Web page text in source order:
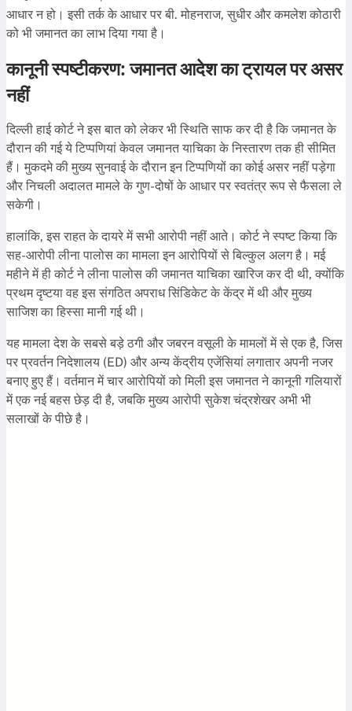
आधार न हो। इसी तर्क के आधार पर बी. मोहनराज, सुधीर और कमलेश कोठारी
को भी जमानत का लाभ दिया गया है।
कानूनी स्पष्टीकरण: जमानत आदेश का ट्रायल पर असर
नहीं
दिल्ली हाई कोर्ट ने इस बात को लेकर भी स्थिति साफ कर दी है कि जमानत के
दौरान की गई ये टिप्पणियां केवल जमानत याचिका के निस्तारण तक ही सीमित
हैं। मुकदमे की मुख्य सुनवाई के दौरान इन टिप्पणियों का कोई असर नहीं पड़ेगा
और निचली अदालत मामले के गुण-दोषों के आधार पर स्वतंत्र रूप से फैसला ले
सकेगी।
हालांकि, इस राहत के दायरे में सभी आरोपी नहीं आते। कोर्ट ने स्पष्ट किया कि
सह-आरोपी लीना पालोस का मामला इन आरोपियों से बिल्कुल अलग है। मई
महीने में ही कोर्ट ने लीना पालोस की जमानत याचिका खारिज कर दी थी, क्योंकि
प्रथम दृष्टया वह इस संगठित अपराध सिंडिकेट के केंद्र में थी और मुख्य
साजिश का हिस्सा मानी गई थी।
यह मामला देश के सबसे बड़े ठगी और जबरन वसूली के मामलों में से एक है, जिस
पर प्रवर्तन निदेशालय (ED) और अन्य केंद्रीय एजेंसियां लगातार अपनी नजर
बनाए हुए हैं। वर्तमान में चार आरोपियों को मिली इस जमानत ने कानूनी गलियारों
में एक नई बहस छेड़ दी है, जबकि मुख्य आरोपी सुकेश चंद्रशेखर अभी भी
सलाखों के पीछे है।